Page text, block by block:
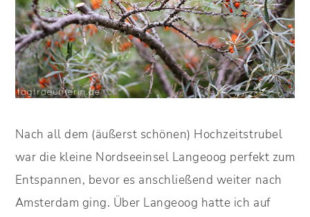
Nach all dem (äußerst schönen) Hochzeitstrubel
war die kleine Nordseeinsel Langeoog perfekt zum
Entspannen, bevor es anschließend weiter nach
Amsterdam ging. Über Langeoog hatte ich auf